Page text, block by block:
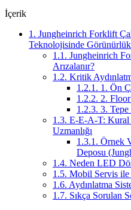
İçerik
1. Jungheinrich Forklift
Teknolojisinde
1.1. Jungheinrich
Arızalanır?
1.2. Kritik
1.2.1. 1. Ön
1.2.2. 2.
1.2.3. 3.
1.3. E-E-A-T: Kural
Uzmanlığı
1.3.1. Örnek
Deposu
1.4. Neden LED
1.5. Mobil Servis
1.6. Aydınlatma
1.7. Sıkça Sorulan